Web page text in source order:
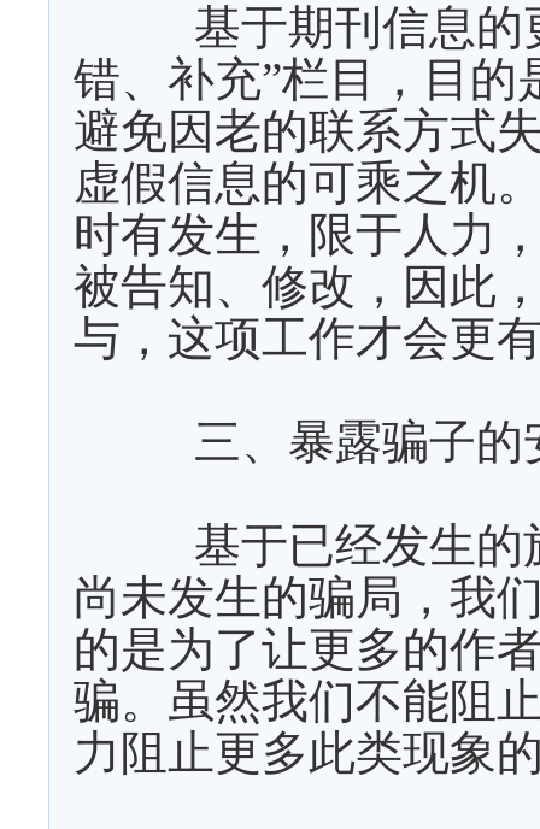
基于期刊信息的
错、补充”栏目，目
避免因老的联系方式
虚假信息的可乘之机
时有发生，限于人力
被告知、修改，因此
与，这项工作才会更
三、暴露骗子的
基于已经发生
尚未发生的骗局，我
的是为了让更多的作
骗。虽然我们不能阻
力阻止更多此类现象